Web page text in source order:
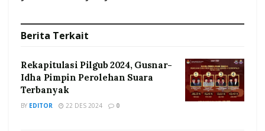
Berita Terkait
Rekapitulasi Pilgub 2024, Gusnar-
Idha Pimpin Perolehan Suara
Terbanyak
BY EDITOR 22 DES 2024 0